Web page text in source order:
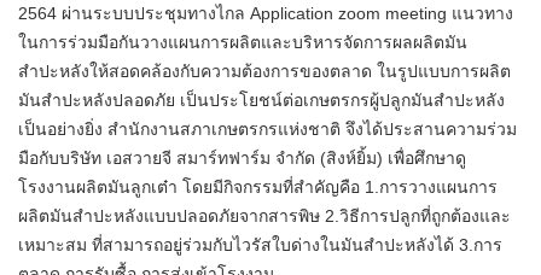
Search
for:
2564 ผ่านระบบประชุมทางไกล Application zoom meeting แนวทาง
ในการร่วมมือกันวางแผนการผลิตและบริหารจัดการผลผลิตมัน
สำปะหลังให้สอดคล้องกับความต้องการของตลาด ในรูปแบบการผลิต
มันสำปะหลังปลอดภัย เป็นประโยชน์ต่อเกษตรกรผู้ปลูกมันสำปะหลัง
เป็นอย่างยิ่ง สำนักงานสภาเกษตรกรแห่งชาติ จึงได้ประสานความร่วม
มือกับบริษัท เอสวายจี สมาร์ทฟาร์ม จำกัด (สิงห์ยิ้ม) เพื่อศึกษาดู
โรงงานผลิตมันลูกเต๋า โดยมีกิจกรรมที่สำคัญคือ 1.การวางแผนการ
ผลิตมันสำปะหลังแบบปลอดภัยจากสารพิษ 2.วิธีการปลูกที่ถูกต้องและ
เหมาะสม ที่สามารถอยู่ร่วมกับไวรัสใบด่างในมันสำปะหลังได้ 3.การ